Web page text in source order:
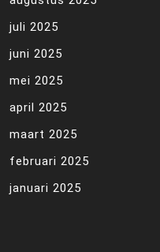
juli 2025
juni 2025
mei 2025
april 2025
maart 2025
februari 2025
januari 2025